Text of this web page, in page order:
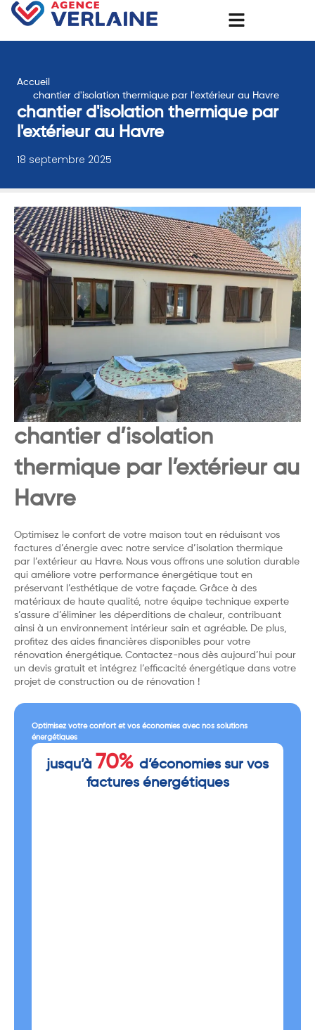
Accueil
chantier d'isolation thermique par l'extérieur au Havre
chantier d'isolation thermique par
l'extérieur au Havre
18 septembre 2025
chantier d’isolation
thermique par l’extérieur au
Havre
Optimisez le confort de votre maison tout en réduisant vos
factures d’énergie avec notre service d’isolation thermique
par l’extérieur au Havre. Nous vous offrons une solution durable
qui améliore votre performance énergétique tout en
préservant l’esthétique de votre façade. Grâce à des
matériaux de haute qualité, notre équipe technique experte
s’assure d’éliminer les déperditions de chaleur, contribuant
ainsi à un environnement intérieur sain et agréable. De plus,
profitez des aides financières disponibles pour votre
rénovation énergétique. Contactez-nous dès aujourd’hui pour
un devis gratuit et intégrez l’efficacité énergétique dans votre
projet de construction ou de rénovation !
Optimisez votre confort et vos économies avec nos solutions
énergétiques
jusqu’à 70% d’économies sur vos
factures énergétiques